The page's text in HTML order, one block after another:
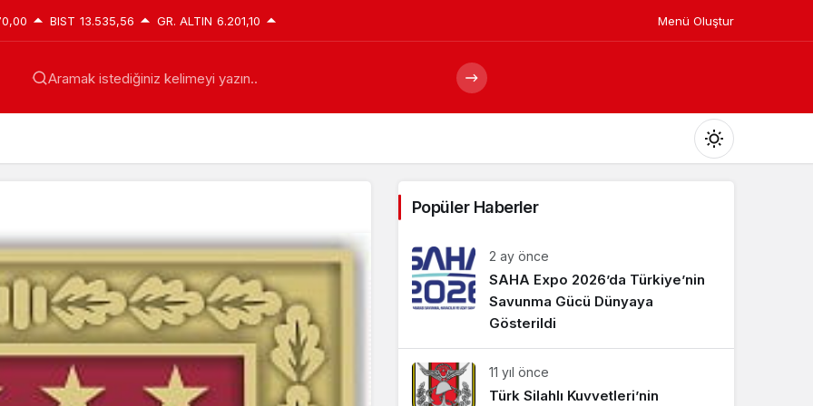
BIST 13.535,56 GR. ALTIN 6.201,10 Menü Oluştur
Aramak istediğiniz kelimeyi yazın..
Mod
değiştir
Gündüz Modu
Gündüz modunu seçin.
Gece modunu seçin.
Popüler Haberler
2 ay önce
SAHA Expo 2026’da Türkiye’nin
Savunma Gücü Dünyaya
Gösterildi
11 yıl önce
Türk Silahlı Kuvvetleri’nin